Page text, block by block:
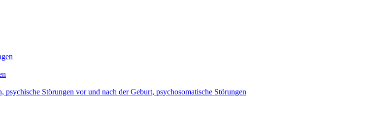
psychische Störungen vor und nach der Geburt, psychosomatische Störungen